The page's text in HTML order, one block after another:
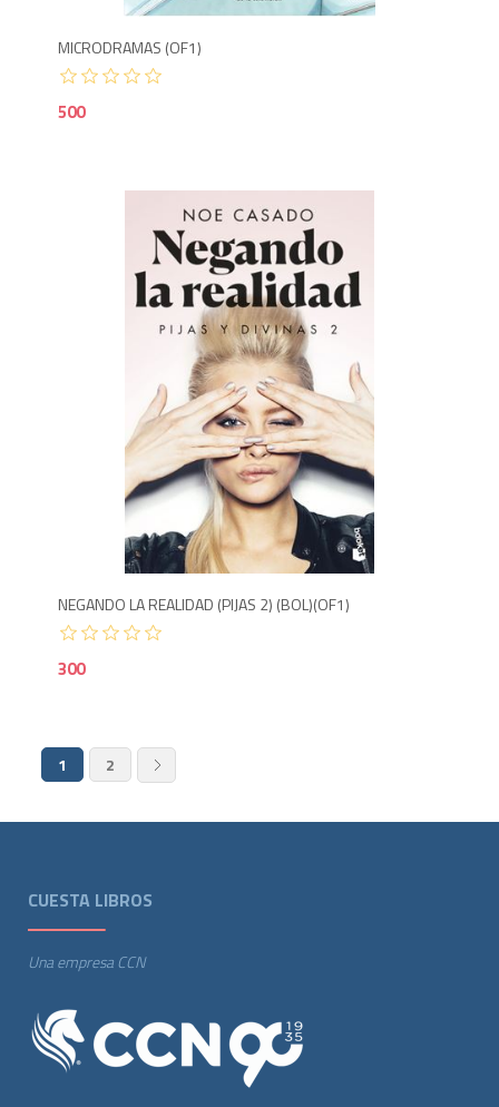
MICRODRAMAS (OF1)
500
NEGANDO LA REALIDAD (PIJAS 2) (BOL)(OF1)
300
1 2
CUESTA LIBROS
Una empresa CCN